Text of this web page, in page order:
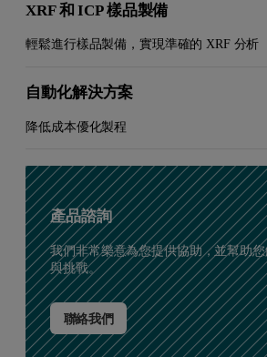
XRF 和 ICP 樣品製備
輕鬆進行樣品製備，實現準確的 XRF 分析
自動化解決方案
降低成本優化製程
產品諮詢
我們非常樂意為您提供協助，並幫助
與挑戰。
聯絡我們